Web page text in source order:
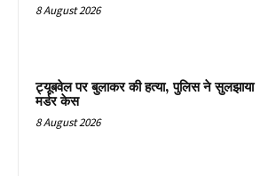
8 August 2026
ट्यूबवेल पर बुलाकर की हत्या, पुलिस ने सुलझाया
मर्डर केस
8 August 2026